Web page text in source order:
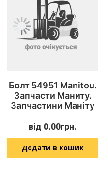
Болт 54951 Manitou.
Запчасти Маниту.
Запчастини Маніту
від 0.00грн.
Додати в кошик